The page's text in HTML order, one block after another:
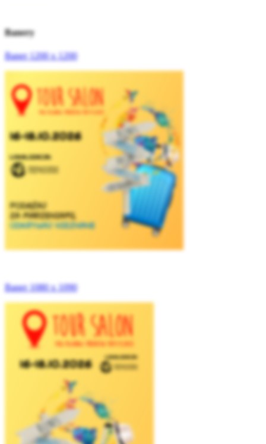
Banery
Baner 1200 x 1200
Baner 1080 x 1090